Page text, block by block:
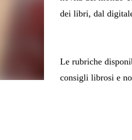
dei libri, dal
Le rubriche
consigli librosi e